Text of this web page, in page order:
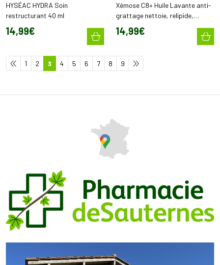
HYSÉAC HYDRA Soin
restructurant 40 ml
14,99€
Xémose C8+ Huile Lavante anti-
grattage nettoie, relipide,
soulage (200 ml)
14,99€
1 2 3 4 5 6 7 8 9